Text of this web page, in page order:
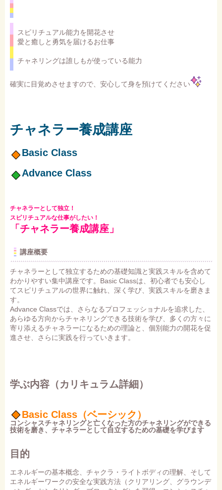
スピリチュアル能力を開花させ
愛と癒しと勇気を届けるお仕事
チャネリングは誰しもが使っている能力
確実に目覚めさせますので、安心して身を預けてください
チャネラー養成講座
Basic Class
Advance Class
チャネラーとして独立！
スピリチュアルな仕事がしたい！
「チャネラー養成講座」
講座概要
チャネラーとして独立するための基礎知識と実践スキルを含めて
わかりやすい集中講座です。Basic Classは、初心者でも安心し
てスピリチュアルの世界に触れ、深く学び、実践スキルを磨きま
す。
Advance Classでは、さらなるプロフェッショナルを追求した、
あらゆる方向からチャネリングできる技術を学び、多くの方々に
寄り添えるチャネラーになるための理論と、個別能力の開花を促
進させ、さらに実践を行っていきます。
学ぶ内容（カリキュラム詳細）
Basic Class（ベーシック）
コンシャスチャネリングと亡くなった方のチャネリングができる
技術を磨き、チャネラーとして自立するための基礎を学びます
目的
エネルギーの基本概念、チャクラ・ライトボディの理解、そして
エネルギーワークの安全な実践方法（クリアリング、グラウンデ